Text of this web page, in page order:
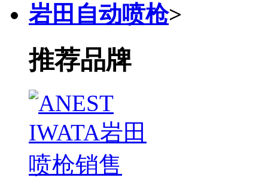
岩田自动喷枪>
推荐品牌